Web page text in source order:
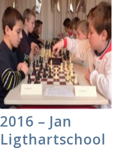
2016 – Jan
Ligthartschool